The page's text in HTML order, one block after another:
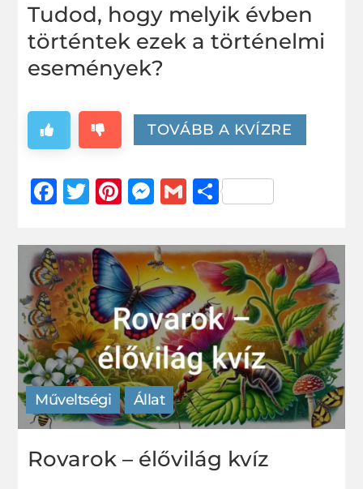
Tudod, hogy melyik évben
történtek ezek a történelmi
események?
TOVÁBB A KVÍZRE
Facebook
Twitter
Pinterest
Messenger
GmailOssza
Műveltségi Állat
Rovarok – élővilág kvíz